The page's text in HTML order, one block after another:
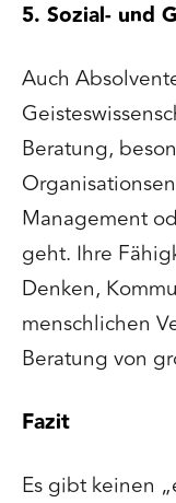
5. Sozial- und
Auch
Beratung,
Management
geht. Ihre
Denken,
menschlichen
Beratung von
Fazit
Es gibt keinen